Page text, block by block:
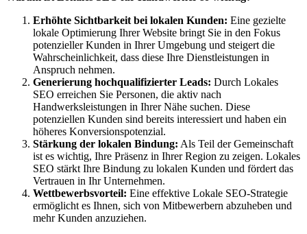
Erhöhte Sichtbarkeit bei lokalen Kunden: Eine gezielte
lokale Optimierung Ihrer Website bringt Sie in den Fokus
potenzieller Kunden in Ihrer Umgebung und steigert die
Wahrscheinlichkeit, dass diese Ihre Dienstleistungen in
Anspruch nehmen.
Generierung hochqualifizierter Leads: Durch Lokales
SEO erreichen Sie Personen, die aktiv nach
Handwerksleistungen in Ihrer Nähe suchen. Diese
potenziellen Kunden sind bereits interessiert und haben ein
höheres Konversionspotenzial.
Stärkung der lokalen Bindung: Als Teil der Gemeinschaft
ist es wichtig, Ihre Präsenz in Ihrer Region zu zeigen. Lokales
SEO stärkt Ihre Bindung zu lokalen Kunden und fördert das
Vertrauen in Ihr Unternehmen.
Wettbewerbsvorteil: Eine effektive Lokale SEO-Strategie
ermöglicht es Ihnen, sich von Mitbewerbern abzuheben und
mehr Kunden anzuziehen.